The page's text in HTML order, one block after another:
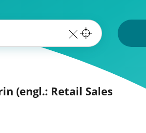
(engl.: Retail Sales